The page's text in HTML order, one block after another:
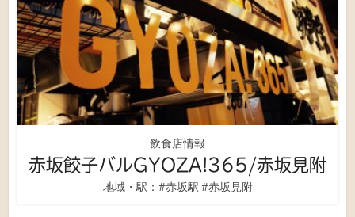
飲食店情報
赤坂餃子バルGYOZA!365/赤坂見附
地域・駅： #赤坂駅 #赤坂見附